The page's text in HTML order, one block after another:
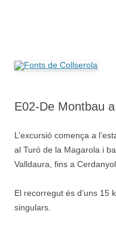
E02-De Montbau
L’excursió comença a
al Turó de la Magarola i
Valldaura, fins a
El recorregut és d’uns 15
singulars.